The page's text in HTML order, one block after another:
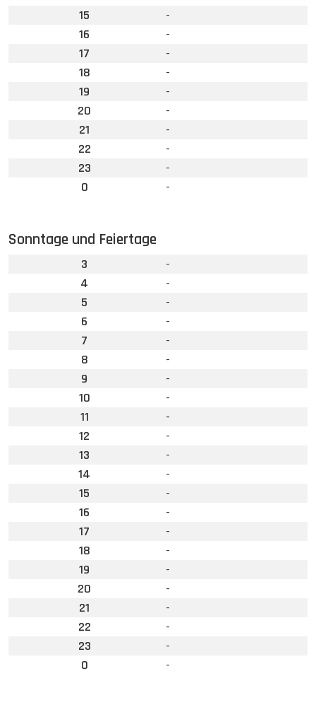
15
-
16
-
17
-
18
-
19
-
20
-
21
-
22
-
23
-
0
-
Sonntage und Feiertage
3
-
4
-
5
-
6
-
7
-
8
-
9
-
10
-
11
-
12
-
13
-
14
-
15
-
16
-
17
-
18
-
19
-
20
-
21
-
22
-
23
-
0
-